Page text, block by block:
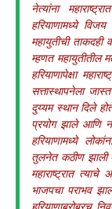
नेत्यांना
हरियाणामध्ये
महायुतीची
म्हणत महायुतीतील
हरियाणापेक्षा
सत्तास्थापनेला
दुय्यम स्थान दिले
प्रयोग झाले आणि
हरियाणामध्ये
तुलनेत कठीण झाली
महाराष्ट्रात
भाजपचा पराभव